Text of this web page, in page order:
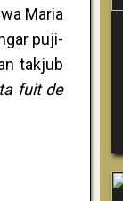
Maria
puji-
takjub
fuit de